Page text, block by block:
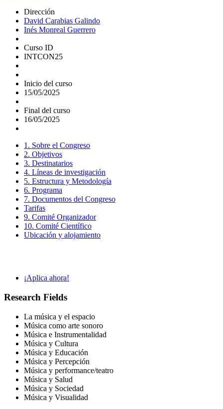
Dirección
David Carabias Galindo
Inés Monreal Guerrero
Curso ID
INTCON25
Inicio del curso
15/05/2025
Final del curso
16/05/2025
1. Sobre el Congreso
2. Objetivos
3. Destinatarios
4. Líneas de investigación
5. Estructura y Metodología
6. Programa
7. Documentos del Congreso
Tarifas
9. Comité Organizador
10. Comité Científico
Ubicación y alojamiento
¡Aplica ahora!
Research Fields
La música y el espacio
Música como arte sonoro
Música e Instrumentalidad
Música y Cultura
Música y Educación
Música y Percepción
Música y performance/teatro
Música y Salud
Música y Sociedad
Música y Visualidad